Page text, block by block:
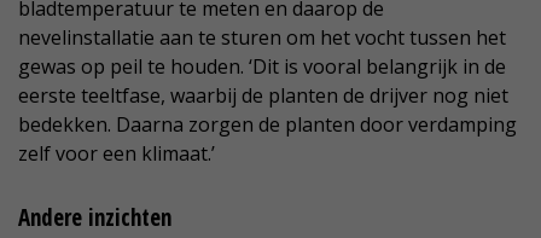
bladtemperatuur te meten en daarop de
nevelinstallatie aan te sturen om het vocht tussen het
gewas op peil te houden. ‘Dit is vooral belangrijk in de
eerste teeltfase, waarbij de planten de drijver nog niet
bedekken. Daarna zorgen de planten door verdamping
zelf voor een klimaat.’
Andere inzichten